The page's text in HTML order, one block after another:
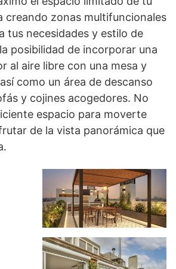
creando zonas multifuncionales
tus necesidades y estilo de
posibilidad de incorporar una
al aire libre con una mesa y
como un área de descanso
y cojines acogedores. No
espacio para moverte
de la vista panorámica que